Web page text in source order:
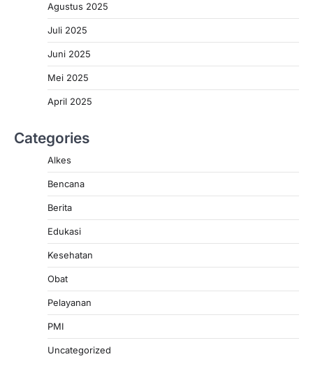
Agustus 2025
Juli 2025
Juni 2025
Mei 2025
April 2025
Categories
Alkes
Bencana
Berita
Edukasi
Kesehatan
Obat
Pelayanan
PMI
Uncategorized